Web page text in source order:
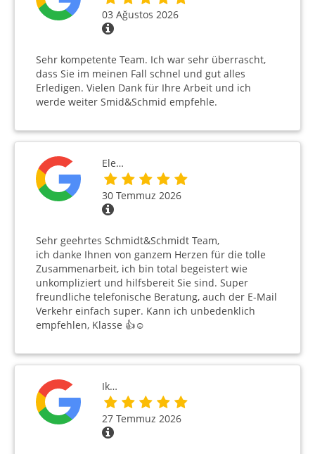
03 Ağustos 2026
Sehr kompetente Team. Ich war sehr überrascht,
dass Sie im meinen Fall schnel und gut alles
Erledigen. Vielen Dank für Ihre Arbeit und ich
werde weiter Smid&Schmid empfehle.
Ele…
30 Temmuz 2026
Sehr geehrtes Schmidt&Schmidt Team,
ich danke Ihnen von ganzem Herzen für die tolle
Zusammenarbeit, ich bin total begeistert wie
unkompliziert und hilfsbereit Sie sind. Super
freundliche telefonische Beratung, auch der E-Mail
Verkehr einfach super. Kann ich unbedenklich
empfehlen, Klasse 👍☺️
Ik…
27 Temmuz 2026